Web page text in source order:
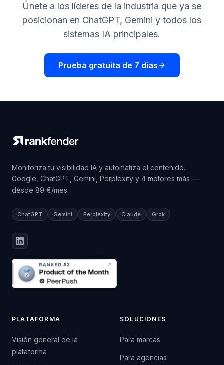
Únete a los líderes de la industria que ya se
posicionan en ChatGPT, Gemini y todos los
sistemas IA principales.
Prueba gratuita de 7 días
Monitoriza tu visibilidad IA y automatiza el contenido.
Google, ChatGPT, Gemini, Perplexity y 4 motores más —
desde 89 €/mes.
ChatGPT Gemini Perplexity Claude Grok
PLATAFORMA
Visión general de la
plataforma
SOLUCIONES
Para marcas
Para agencias